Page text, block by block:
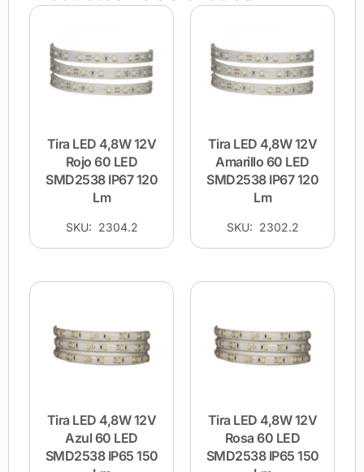
Tira LED 4,8W 12V
Rojo 60 LED
SMD2538 IP67 120
Lm
SKU: 2304.2
Tira LED 4,8W 12V
Amarillo 60 LED
SMD2538 IP67 120
Lm
SKU: 2302.2
Tira LED 4,8W 12V
Azul 60 LED
SMD2538 IP65 150
Tira LED 4,8W 12V
Rosa 60 LED
SMD2538 IP65 150